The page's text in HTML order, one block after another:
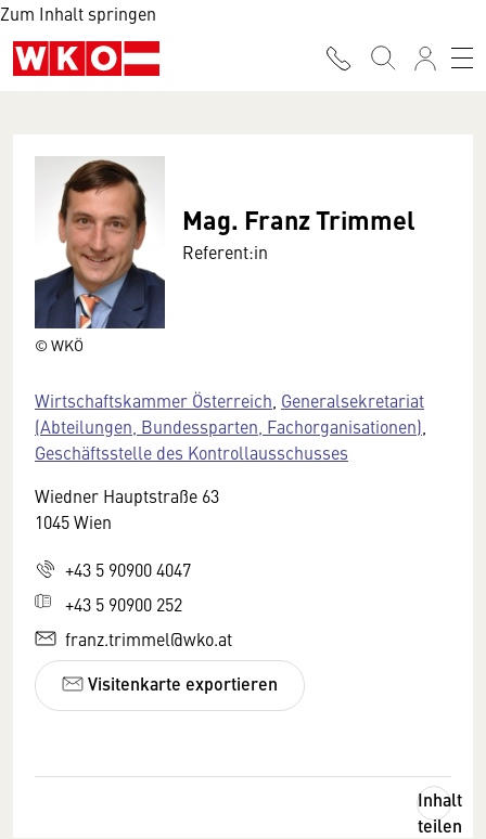
Zum Inhalt springen
© WKÖ
Mag. Franz Trimmel
Referent:in
Wirtschaftskammer Österreich Generalsekretariat
(Abteilungen, Bundessparten, Fachorganisationen)
Geschäftsstelle des Kontrollausschusses
Wiedner Hauptstraße 63
1045 Wien
+43 5 90900 4047
+43 5 90900 252
franz.trimmel@wko.at
Visitenkarte exportieren
Inhalt
teilen